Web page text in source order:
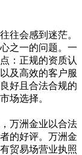
往会感到迷茫。
之一的问题。一
：正规的资质认
及高效的客户服
好且合法合规的
场选择。
万洲金业以合法
的好评。万洲金
贸易场营业执照